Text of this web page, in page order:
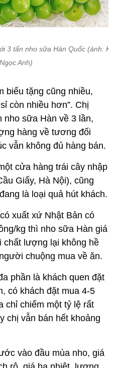
3 tấn nho sữa Hàn Quốc (ảnh:
Ngọc Anh)
biếu tặng cũng nhiều,
còn nhiều hơn”. Chị
nho sữa Hàn về 3 lần,
hàng về tương đối
vẫn không đủ hàng bán.
cửa hàng trái cây nhập
Giấy, Hà Nội), cũng
là loại quả hút khách.
xuất xứ Nhật Bản có
kg thì nho sữa Hàn giá
chất lượng lại không hề
chuộng mua về ăn.
phần là khách quen đặt
có khách đặt mua 4-5
chỉ chiếm một tỷ lệ rất
chị vẫn bán hết khoảng
vào đầu mùa nho, giá